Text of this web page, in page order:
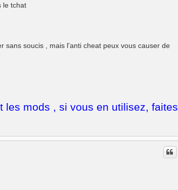
le tchat
sans soucis , mais l'anti cheat peux vous causer de
les mods , si vous en utilisez, faites